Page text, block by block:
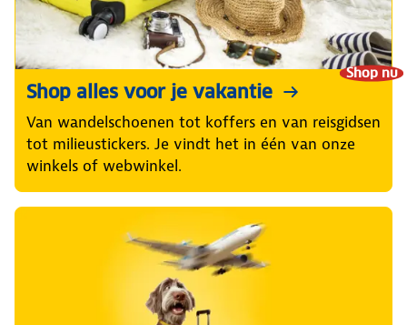
Shop nu
Shop alles voor je vakantie
Van wandelschoenen tot koffers en van reisgidsen
tot milieustickers. Je vindt het in één van onze
winkels of webwinkel.